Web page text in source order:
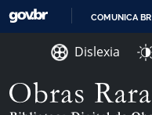
Ir para o conteúdo [1]
Ir para o menu [2]
Ir para a Busca [3]
COMUNICA BR
Dislexia